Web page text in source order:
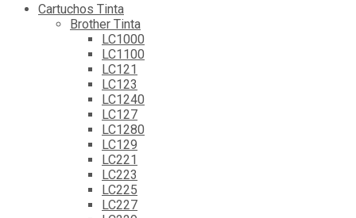
Cartuchos Tinta
Brother Tinta
LC1000
LC1100
LC121
LC123
LC1240
LC127
LC1280
LC129
LC221
LC223
LC225
LC227